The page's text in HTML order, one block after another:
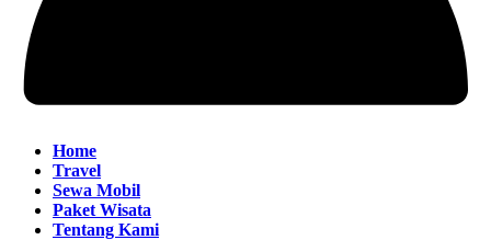
Home
Travel
Sewa Mobil
Paket Wisata
Tentang Kami